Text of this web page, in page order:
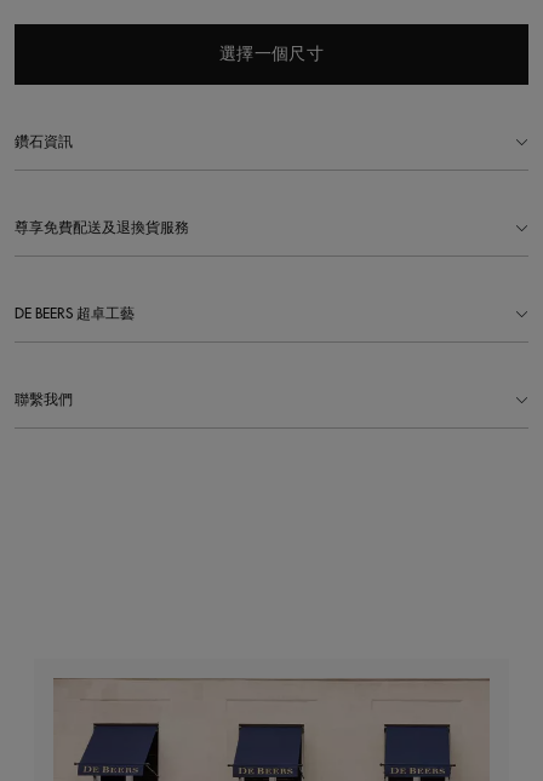
選擇一個尺寸
鑽石資訊
尊享免費配送及退換貨服務
DE BEERS 超卓工藝
聯繫我們